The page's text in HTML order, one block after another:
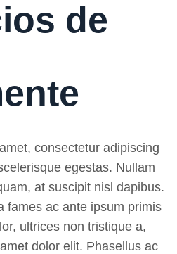
de
consectetur adipiscing
egestas. Nullam
at suscipit nisl dapibus.
fames ac ante ipsum primis
ultrices non tristique a,
dolor elit. Phasellus ac